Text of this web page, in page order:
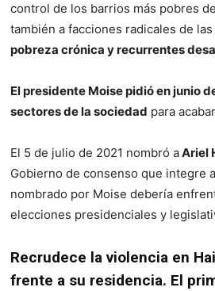
control de los barrios más pobres
también a facciones radicales de
pobreza crónica y recurrentes
El presidente Moise pidió en junio
sectores de la sociedad para
El 5 de julio de 2021 nombró aAriel
Gobierno de consenso que integre
nombrado por Moise debería
elecciones presidenciales y
Recrudece la violencia en
frente a su residencia. El